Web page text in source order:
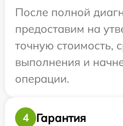
После полной
предоставим на
точную стоимость,
выполнения и
операции.
4 Гарантия